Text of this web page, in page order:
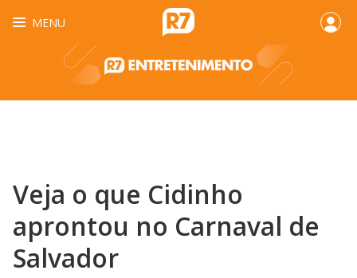
MENU
Veja o que Cidinho
aprontou no Carnaval de
Salvador